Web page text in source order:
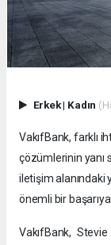
Erkek| Kadın
VakıfBank, farklı
çözümlerinin yanı
iletişim alanındaki
önemli bir
VakıfBank,